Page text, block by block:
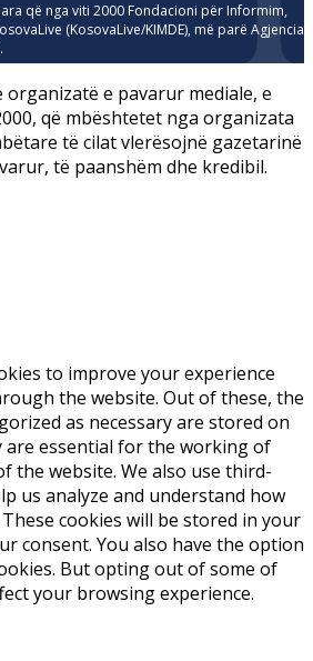
që nga viti 2000 Fondacioni për Informim,
(KosovaLive/KIMDE), më parë Agjencia
organizatë e pavarur mediale, e
që mbështetet nga organizata
të cilat vlerësojnë gazetarinë
të paanshëm dhe kredibil.
to improve your experience
the website. Out of these, the
as necessary are stored on
are essential for the working of
the website. We also use third-
us analyze and understand how
cookies will be stored in your
consent. You also have the option
But opting out of some of
your browsing experience.